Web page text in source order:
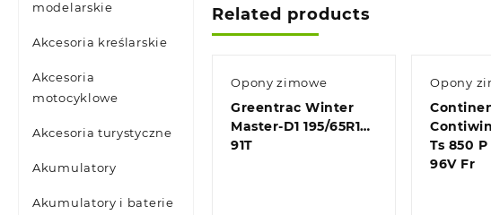
modelarskie
Akcesoria kreślarskie
Akcesoria
motocyklowe
Akcesoria turystyczne
Akumulatory
Akumulatory i baterie
Related products
Opony zimowe
Greentrac Winter
Master-D1 195/65R15
91T
Opony
Ts 850 P
96V Fr